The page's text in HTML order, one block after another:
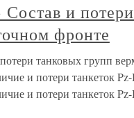
и
фронте
танковых групп
и потери танкеток
и потери танкеток